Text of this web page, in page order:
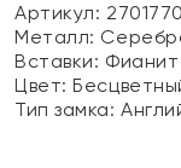
Артикул: 2701770
Металл:
Вставки: Фианит
Цвет:
Тип замка: